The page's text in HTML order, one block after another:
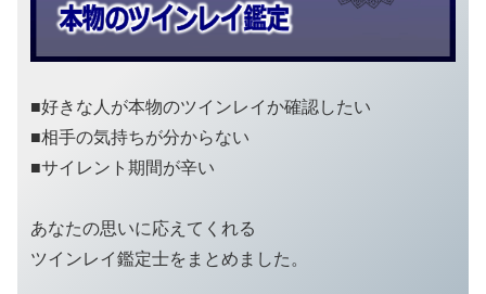
■好きな人が本物のツインレイか確認したい
■相手の気持ちが分からない
■サイレント期間が辛い
あなたの思いに応えてくれる
ツインレイ鑑定士をまとめました。